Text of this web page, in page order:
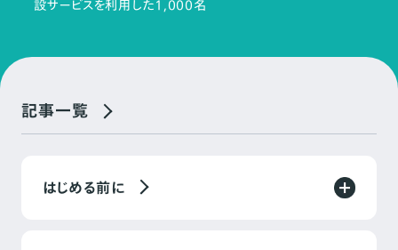
設サービスを利用した1,000名
記事一覧
はじめる前に